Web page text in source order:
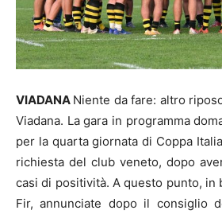
VIADANA Niente da fare: altro
Viadana. La gara in programma
per la quarta giornata di Coppa
richiesta del club veneto, dopo
casi di positività. A questo punto, in
Fir, annunciate dopo il consiglio